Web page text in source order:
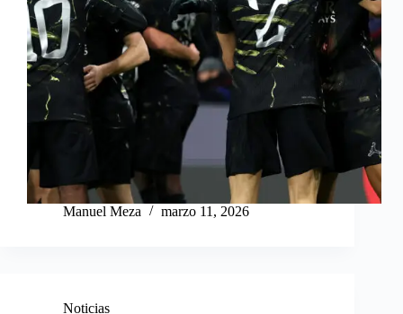
Manuel Meza marzo 11, 2026
Noticias